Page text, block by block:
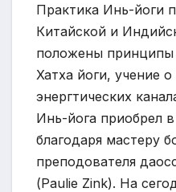
Практика Инь-йоги
Китайской и
положены принципы
Хатха йоги, учение
энергтических
Инь-йога приобрел
благодаря мастеру
преподователя
(Paulie Zink). На